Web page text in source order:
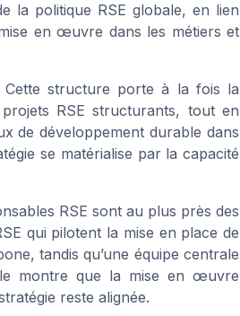
la politique RSE globale, en lien
en œuvre dans les métiers et
Cette structure porte à la fois la
RSE structurants, tout en
de développement durable dans
se matérialise par la capacité
RSE sont au plus près des
qui pilotent la mise en place de
tandis qu’une équipe centrale
montre que la mise en œuvre
reste alignée.